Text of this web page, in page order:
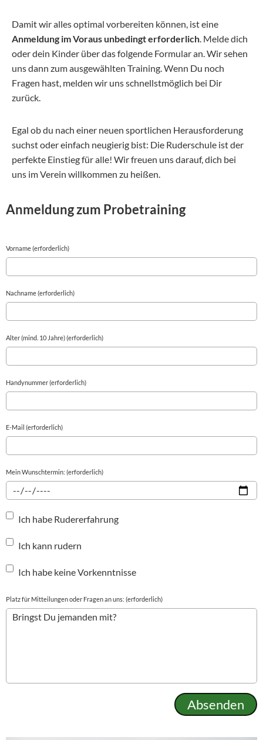
Damit wir alles optimal vorbereiten können, ist eine
Anmeldung im Voraus unbedingt erforderlich. Melde dich
oder dein Kinder über das folgende Formular an. Wir sehen
uns dann zum ausgewählten Training. Wenn Du noch
Fragen hast, melden wir uns schnellstmöglich bei Dir
zurück.
Egal ob du nach einer neuen sportlichen Herausforderung
suchst oder einfach neugierig bist: Die Ruderschule ist der
perfekte Einstieg für alle! Wir freuen uns darauf, dich bei
uns im Verein willkommen zu heißen.
Anmeldung zum Probetraining
Vorname (erforderlich)
Nachname (erforderlich)
Alter (mind. 10 Jahre) (erforderlich)
Handynummer (erforderlich)
E-Mail (erforderlich)
Mein Wunschtermin: (erforderlich)
Ich habe Rudererfahrung
Ich kann rudern
Ich habe keine Vorkenntnisse
Platz für Mitteilungen oder Fragen an uns: (erforderlich)